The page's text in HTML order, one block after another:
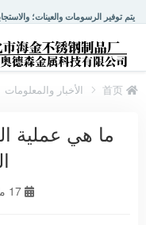
يتم توفير الرسومات والعينات؛ والاستجابة
الأخبار والمعلومات
ما هي عملية
17 مايو 2023